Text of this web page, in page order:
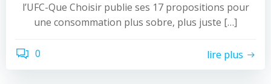
l’UFC-Que Choisir publie ses 17 propositions pour
une consommation plus sobre, plus juste […]
0 lire plus